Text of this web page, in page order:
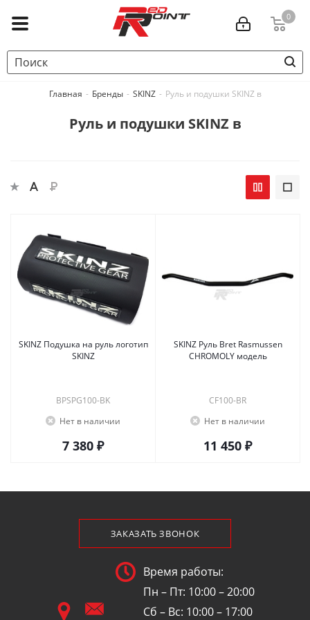
0
Главная - Бренды - SKINZ - Руль и подушки SKINZ в
Руль и подушки SKINZ в
SKINZ Подушка на руль логотип
SKINZ
BPSPG100-BK
Нет в наличии
7 380 ₽
SKINZ Руль Bret Rasmussen
CHROMOLY модель
CF100-BR
Нет в наличии
11 450 ₽
ЗАКАЗАТЬ ЗВОНОК
Время работы:
Пн – Пт: 10:00 – 20:00
Сб – Вс: 10:00 – 17:00